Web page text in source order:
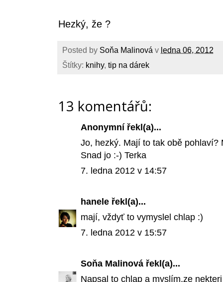
Hezký, že ?
Posted by Soňa Malinová v ledna 06, 2012
Štítky: knihy, tip na dárek
13 komentářů:
Anonymní řekl(a)...
Jo, hezký. Mají to tak obě
Snad jo :-) Terka
7. ledna 2012 v 14:57
hanele řekl(a)...
mají, vždyť to vymyslel chlap :)
7. ledna 2012 v 15:57
Soňa Malinová řekl(a)...
Napsal to chlap a myslím,ze